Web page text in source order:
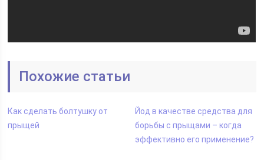
Похожие статьи
Как сделать болтушку от
прыщей
Йод в качестве средства для
борьбы с прыщами – когда
эффективно его применение?